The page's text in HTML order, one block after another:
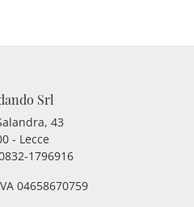
Srl
43
- Lecce
1796916
04658670759